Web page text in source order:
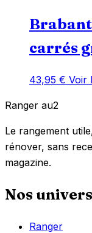
carrés
43,95 € Voir
Ranger au2
Le rangement
rénover, sans
magazine.
Nos univers
Ranger